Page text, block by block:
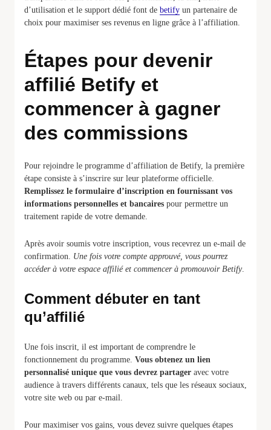
d’utilisation et le support dédié font de betify un partenaire de
choix pour maximiser ses revenus en ligne grâce à l’affiliation.
Étapes pour devenir
affilié Betify et
commencer à gagner
des commissions
Pour rejoindre le programme d’affiliation de Betify, la première
étape consiste à s’inscrire sur leur plateforme officielle.
Remplissez le formulaire d’inscription en fournissant vos
informations personnelles et bancaires pour permettre un
traitement rapide de votre demande.
Après avoir soumis votre inscription, vous recevrez un e-mail de
confirmation. Une fois votre compte approuvé, vous pourrez
accéder à votre espace affilié et commencer à promouvoir Betify.
Comment débuter en tant
qu’affilié
Une fois inscrit, il est important de comprendre le
fonctionnement du programme. Vous obtenez un lien
personnalisé unique que vous devrez partager avec votre
audience à travers différents canaux, tels que les réseaux sociaux,
votre site web ou par e-mail.
Pour maximiser vos gains, vous devez suivre quelques étapes